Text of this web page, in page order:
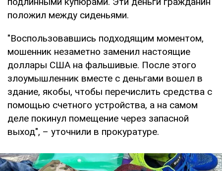
положил между сиденьями.
"Воспользовавшись подходящим моментом,
мошенник незаметно заменил настоящие
доллары США на фальшивые. После этого
злоумышленник вместе с деньгами вошел в
здание, якобы, чтобы перечислить средства с
помощью счетного устройства, а на самом
деле покинул помещение через запасной
выход", – уточнили в прокуратуре.